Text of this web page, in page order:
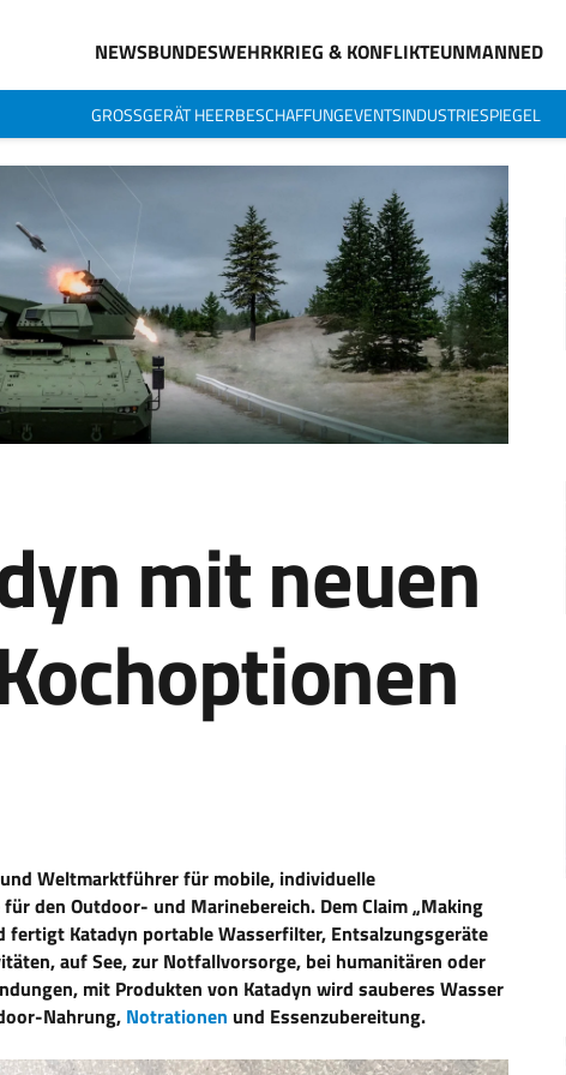
NEWSBUNDESWEHRKRIEG & KONFLIKTEUNMANNED
GROSSGERÄT HEERBESCHAFFUNGEVENTSINDUSTRIESPIEGEL
mit neuen
Weltmarktführer für mobile, individuelle
den Outdoor- und Marinebereich. Dem Claim „Making
Katadyn portable Wasserfilter, Entsalzungsgeräte
auf See, zur Notfallvorsorge, bei humanitären oder
mit Produkten von Katadyn wird sauberes Wasser
Nahrung, Notrationen und Essenzubereitung.